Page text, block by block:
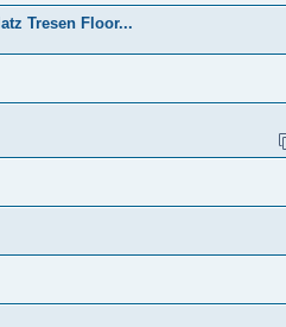
Tresen Floor...